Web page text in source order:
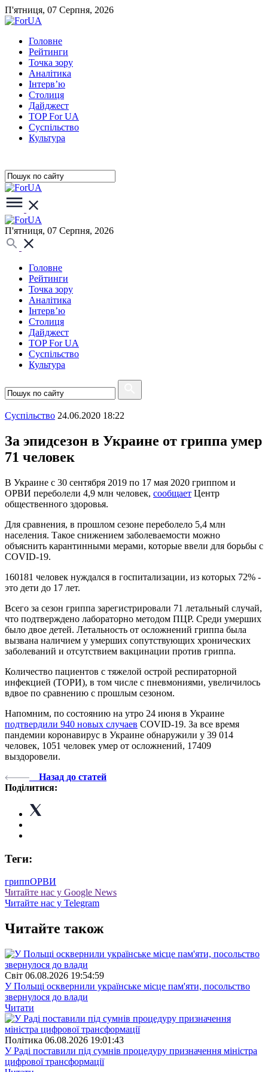
П'ятниця, 07 Серпня, 2026
Головне
Рейтинги
Точка зору
Аналітика
Інтерв’ю
Столиця
Дайджест
TOP For UA
Суспiльство
Культура
П'ятниця, 07 Серпня, 2026
Головне
Рейтинги
Точка зору
Аналітика
Інтерв’ю
Столиця
Дайджест
TOP For UA
Суспiльство
Культура
Суспiльство 24.06.2020 18:22
За эпидсезон в Украине от гриппа умер
71 человек
В Украине с 30 сентября 2019 по 17 мая 2020 гриппом и
ОРВИ переболели 4,9 млн человек, сообщает Центр
общественного здоровья.
Для сравнения, в прошлом сезоне переболело 5,4 млн
населения. Такое снижением заболеваемости можно
объяснить карантинными мерами, которые ввели для борьбы с
COVID-19.
160181 человек нуждался в госпитализации, из которых 72% -
это дети до 17 лет.
Всего за сезон гриппа зарегистрировали 71 летальный случай,
что подтверждено лабораторно методом ПЦР. Среди умерших
было двое детей. Летальность от осложнений гриппа была
вызвана наличием у умерших сопутствующих хронических
заболеваний и отсутствием вакцинации против гриппа.
Количество пациентов с тяжелой острой респираторной
инфекцией (ТОРИ), в том числе с пневмониями, увеличилось
вдвое по сравнению с прошлым сезоном.
Напомним, по состоянию на утро 24 июня в Украине
подтвердили 940 новых случаев COVID-19. За все время
пандемии коронавирус в Украине обнаружили у 39 014
человек, 1051 человек умер от осложнений, 17409
выздоровели.
Назад до статей
Поділитися:
Теги:
гриппОРВИ
Читайте нас у Google News
Читайте нас у Telegram
Читайте також
Свiт 06.08.2026 19:54:59
У Польщі осквернили українське місце пам'яти, посольство
звернулося до влади
Читати
Полiтика 06.08.2026 19:01:43
У Раді поставили під сумнів процедуру призначення міністра
цифрової трансформації